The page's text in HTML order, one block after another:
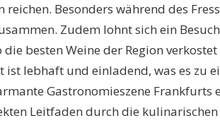
Besonders während des
Zudem lohnt sich ein
besten Weine der Region
ist lebhaft und einladend, was es zu
Gastronomieszene Frankfurts
Leitfaden durch die